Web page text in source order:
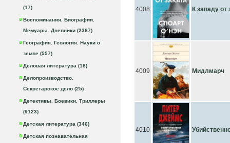
(17)
Воспоминания. Биографии.
Мемуары. Дневники (2387)
География. Геология. Науки о
земле (557)
Деловая литература (18)
Делопроизводство.
Секретарское дело (25)
Детективы. Боевики. Триллеры
(9123)
Детская литература (346)
Детская познавательная
4008 К западу от
4009 Мидлмарч
4010